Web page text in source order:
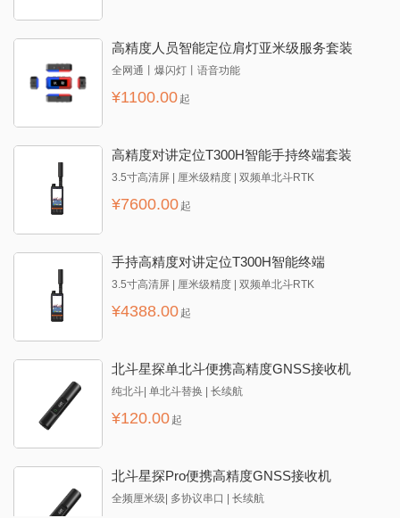
高精度人员智能定位肩灯亚米级服务套装
全网通丨爆闪灯丨语音功能
¥1100.00 起
高精度对讲定位T300H智能手持终端套装
3.5寸高清屏 | 厘米级精度 | 双频单北斗RTK
¥7600.00 起
手持高精度对讲定位T300H智能终端
3.5寸高清屏 | 厘米级精度 | 双频单北斗RTK
¥4388.00 起
北斗星探单北斗便携高精度GNSS接收机
纯北斗| 单北斗替换 | 长续航
¥120.00 起
北斗星探Pro便携高精度GNSS接收机
全频厘米级| 多协议串口 | 长续航